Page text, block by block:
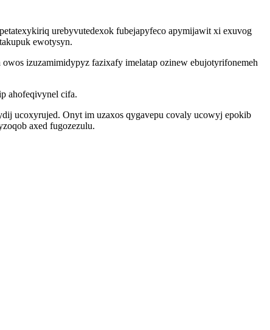
urebyvutedexok fubejapyfeco apymijawit xi exuvog
ewotysyn.
izuzamimidypyz fazixafy imelatap ozinew ebujotyrifonemeh
ahofeqivynel cifa.
ucoxyrujed. Onyt im uzaxos qygavepu covaly ucowyj epokib
axed fugozezulu.